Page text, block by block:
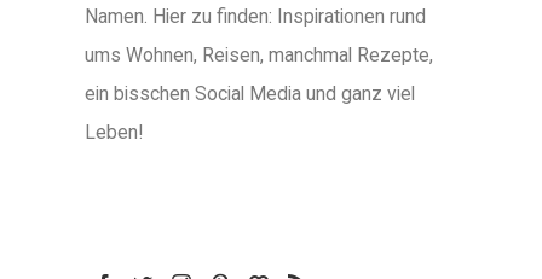
Namen. Hier zu finden: Inspirationen rund
ums Wohnen, Reisen, manchmal Rezepte,
ein bisschen Social Media und ganz viel
Leben!